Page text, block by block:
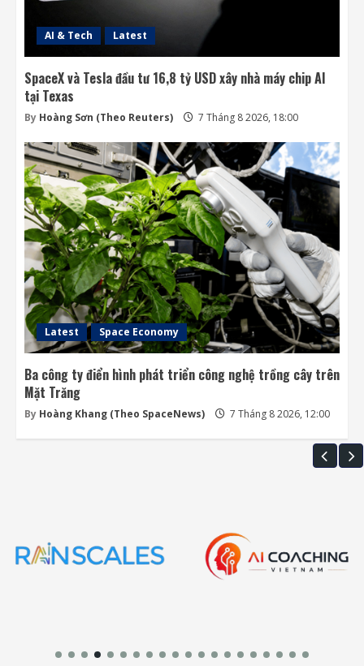
AI & Tech Latest
SpaceX và Tesla đầu tư 16,8 tỷ USD xây nhà máy chip AI
tại Texas
By Hoàng Sơn (Theo Reuters) 7 Tháng 8 2026, 18:00
Latest Space Economy
Ba công ty điển hình phát triển công nghệ trồng cây trên
Mặt Trăng
By Hoàng Khang (Theo SpaceNews) 7 Tháng 8 2026, 12:00